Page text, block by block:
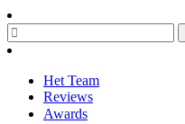
Het Team
Reviews
Awardsㅤ